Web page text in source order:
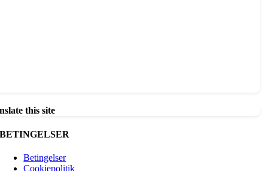
this site
BETINGELSER
Betingelser
Cookiepolitik